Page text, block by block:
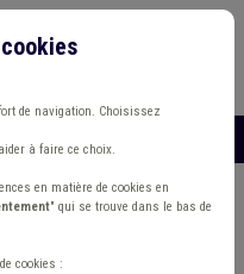
de navigation. Choisissez
à faire ce choix.
en matière de cookies en
" qui se trouve dans le bas de
cookies :